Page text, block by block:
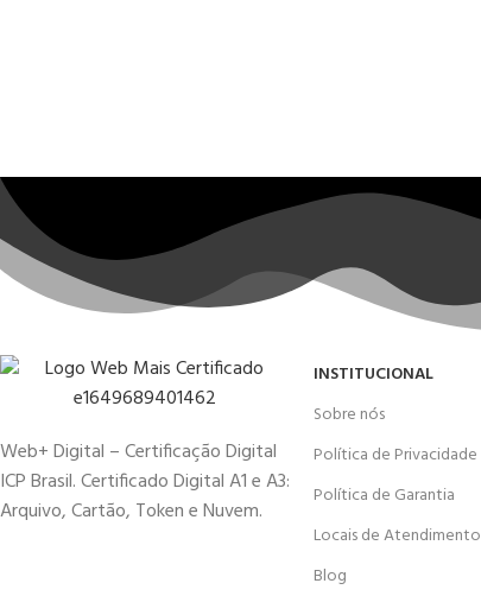
Web+ Digital – Certificação Digital
ICP Brasil. Certificado Digital A1 e A3:
Arquivo, Cartão, Token e Nuvem.
INSTITUCIONAL
Sobre nós
Política de Privacidade
Política de Garantia
Locais de Atendimento
Blog